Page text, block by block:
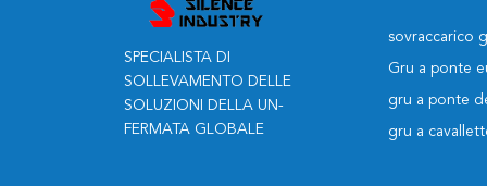
SPECIALISTA DI
SOLLEVAMENTO DELLE
SOLUZIONI DELLA UN-
FERMATA GLOBALE
sovraccarico
Gru a ponte
gru a ponte
gru a